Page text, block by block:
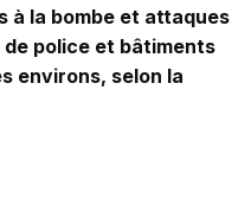
la bombe et attaques
police et bâtiments
environs, selon la